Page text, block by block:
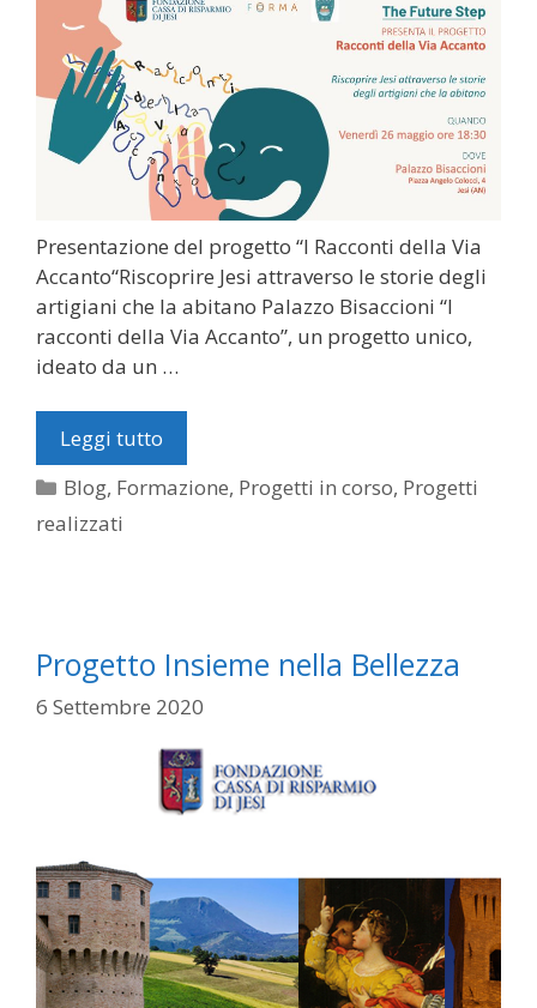
Presentazione del progetto “I Racconti della Via
Accanto“Riscoprire Jesi attraverso le storie degli
artigiani che la abitano Palazzo Bisaccioni “I
racconti della Via Accanto”, un progetto unico,
ideato da un …
Leggi tutto
Categorie
Blog, Formazione, Progetti in corso, Progetti
realizzati
Progetto Insieme nella Bellezza
6 Settembre 2020